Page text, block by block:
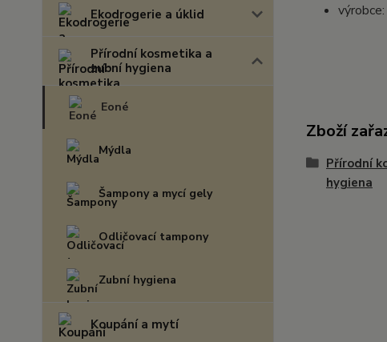
Ekodrogerie a úklid
Přírodní kosmetika a
zubní hygiena
Eoné
Mýdla
Šampony a mycí gely
Odličovací tampony
Zubní hygiena
Koupání a mytí
Zboží
Přírodní
hygiena